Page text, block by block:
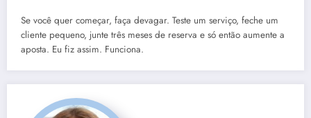
Se você quer começar, faça devagar. Teste um serviço, feche um
cliente pequeno, junte três meses de reserva e só então aumente a
aposta. Eu fiz assim. Funciona.